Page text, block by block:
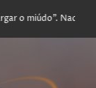
o miúdo”.